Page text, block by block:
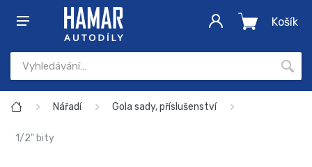
Košík
Nářadí Gola sady, příslušenství
1/2" bity